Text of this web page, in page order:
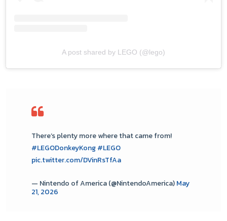
A post shared by LEGO (@lego)
There’s plenty more where that came from!
#LEGODonkeyKong#LEGO
pic.twitter.com/DVinRsTfAa
— Nintendo of America (@NintendoAmerica)May
21, 2026